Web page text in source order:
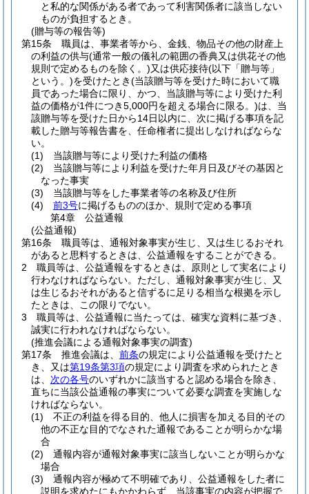
と私的な関係がある者であって利害関係者に該当しない
ものが負担するとき。
(贈与等の報告等)
第15条
職員は、事業者等から、金銭、物品その他の財産上
の利益の供与(通常一般の儀礼の範囲の香典又は供花その他
規則で定めるものを除く。)又は供応接待(以下「贈与等」
という。)を受けたとき(当該贈与等を受けた時において職
員であった場合に限り、かつ、当該贈与等により受けた利
益の価格が1件につき5,000円を超える場合に限る。)は、当
該贈与等を受けた日から14日以内に、次に掲げる事項を記
載した贈与等報告書を、任命権者に提出しなければならな
い。
(1)
当該贈与等により受けた利益の価格
(2)
当該贈与等により利益を受けた年月日及びその基因と
なった事実
(3)
当該贈与等をした事業者等の名称及び住所
(4)
前3号に掲げるもののほか、規則で定める事項
第4章
公益通報
(公益通報)
第16条
職員等は、通報対象事実が生じ、又は生じるおそれ
があると思料するときは、公益通報をすることができる。
2
職員等は、公益通報をするときは、原則として実名により
行わなければならない。 ただし、通報対象事実が生じ、又
は生じるおそれがあると信ずるに足りる相当な根拠を示し
たときは、この限りでない。
3
職員等は、公益通報に当たっては、確実な資料に基づき、
誠実に行われなければならない。
(推進会議による通報対象事実の調査)
第17条
推進会議は、 前条の規定により公益通報を受けたと
き、又は第19条第3項の規定により調査を求められたとき
は、 次の各号のいずれかに該当すると認める場合を除き、
直ちに当該公益通報の事実について必要な調査を実施しな
ければならない。
(1)
不正の利益を得る目的、他人に損害を加える目的その
他の不正な目的でなされた通報であることが明らかな場
合
(2)
通報内容が通報対象事実に該当しないことが明らかな
場合
(3)
通報内容が極めて不明確であり、公益通報をした者に
説明を求めたにもかかわらず、当該事実の内容が把握で